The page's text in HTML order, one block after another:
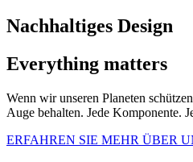
Nachhaltiges Design
Everything matters
Wenn wir unseren Planeten
Auge behalten. Jede Komponente.
ERFAHREN SIE MEHR ÜBER